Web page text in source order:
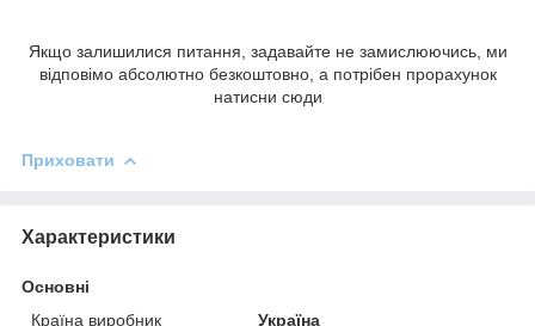
Якщо залишилися питання, задавайте не замислюючись, ми
відповімо абсолютно безкоштовно, а потрібен прорахунок
натисни сюди
Приховати
Характеристики
Основні
Країна виробник
Україна